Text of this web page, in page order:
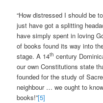
“How distressed I should be
just have got a splitting
have simply spent in loving
of books found its way into
stage. A 14th century
our own Constitutions state
founded for the study of
neighbour … we ought to
books!”[5]